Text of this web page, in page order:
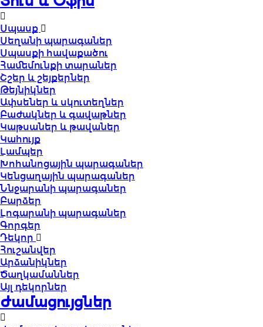
Սպասք
Սեղանի պարագաներ
Սպասքի հավաքածու
Համեմունքի տարաներ
Շշեր և շեյքերներ
Թեյնիկներ
Ափսեներ և սկուտեղներ
Բաժակներ և գավաթներ
Կաթսաներ և թավաներ
Կահույք
Լամպեր
Խոհանոցային պարագաներ
Կենցաղային պարագաներ
Ննջարանի պարագաներ
Բարձեր
Լոգարանի պարագաներ
Գորգեր
Դեկոր
Հուշանվեր
Արձանիկներ
Ծաղկամաններ
Այլ դեկորներ
Ժամացույցներ